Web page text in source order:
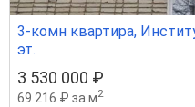
3-комн квартира,
эт.
3 530 000 ₽
69 216 ₽ за м2